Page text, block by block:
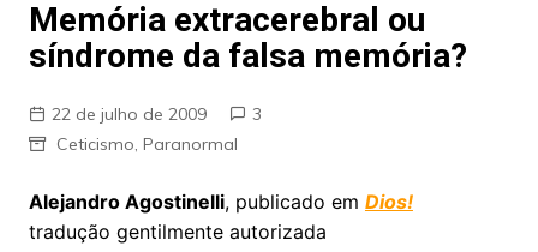
Memória extracerebral ou
síndrome da falsa memória?
22 de julho de 2009
3
Ceticismo Paranormal
Alejandro Agostinelli, publicado em Dios!
tradução gentilmente autorizada